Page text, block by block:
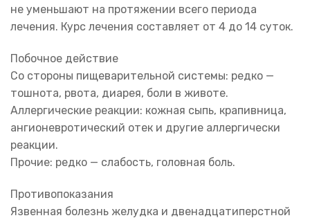
не уменьшают на протяжении всего периода
лечения. Курс лечения составляет от 4 до 14 суток.
Побочное действие
Со стороны пищеварительной системы: редко —
тошнота, рвота, диарея, боли в животе.
Аллергические реакции: кожная сыпь, крапивница,
ангионевротический отек и другие аллергически
реакции.
Прочие: редко — слабость, головная боль.
Противопоказания
Язвенная болезнь желудка и двенадцатиперстной